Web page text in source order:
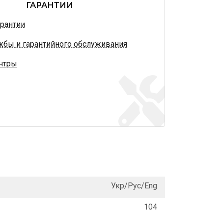
ГАРАНТИИ
и гарантийного обслуживания
Укр/Рус/Eng
104